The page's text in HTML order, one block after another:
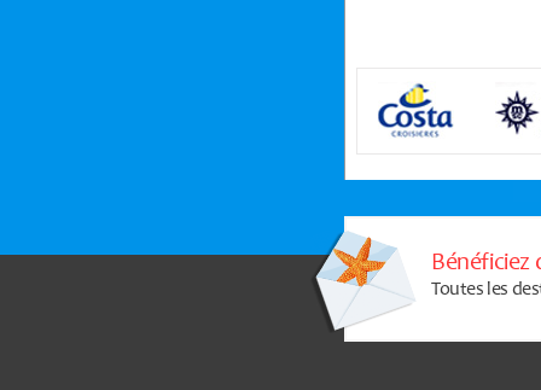
Bénéficiez
Toutes les